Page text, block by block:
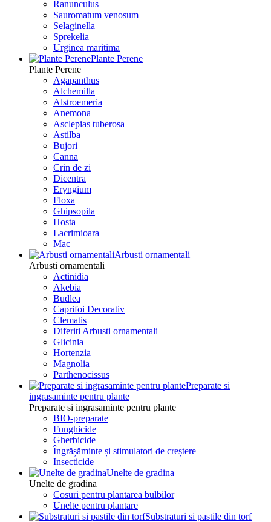
Ranunculus
Sauromatum venosum
Selaginella
Sprekelia
Urginea maritima
Plante Perene
Plante Perene
Agapanthus
Alchemilla
Alstroemeria
Anemona
Asclepias tuberosa
Astilba
Bujori
Canna
Crin de zi
Dicentra
Eryngium
Floxa
Ghipsopila
Hosta
Lacrimioara
Mac
Arbusti ornamentali
Arbusti ornamentali
Actinidia
Akebia
Budlea
Caprifoi Decorativ
Clematis
Diferiti Arbusti ornamentali
Glicinia
Hortenzia
Magnolia
Parthenocissus
Preparate si
ingrasaminte pentru plante
Preparate si ingrasaminte pentru plante
BIO-preparate
Funghicide
Gherbicide
Îngrășăminte și stimulatori de creștere
Insecticide
Unelte de gradina
Unelte de gradina
Cosuri pentru plantarea bulbilor
Unelte pentru plantare
Substraturi si pastile din torf